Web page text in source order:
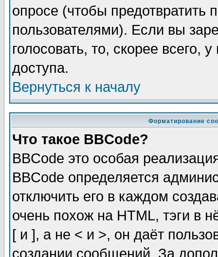
опросе (чтобы предотвратить
пользователями). Если вы
голосовать, то, скорее всего,
доступа.
Вернуться к началу
Форматирование
Что такое BBCode?
BBCode это особая
BBCode определяется
отключить его в каждом
очень похож на HTML, тэги в
[ и ], а не < и >, он даёт
создании сообщений. За